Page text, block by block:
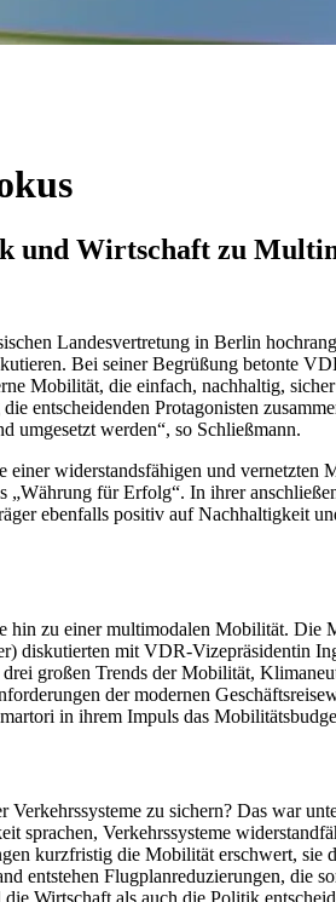
und Wirtschaft zu
Landesvertretung in Berlin
Bei seiner Begrüßung betonte
Mobilität, die einfach, nachhaltig,
entscheidenden Protagonisten
umgesetzt werden“, so Schließmann.
einer widerstandsfähigen und
für Erfolg“. In ihrer
ebenfalls positiv auf Nachhaltigkeit
hin zu einer multimodalen Mobilität.
mit VDR-Vizepräsidentin
großen Trends der Mobilität,
der modernen
in ihrem Impuls das
zu sichern? Das war
Verkehrssysteme
kurzfristig die Mobilität erschwert,
entstehen Flugplanreduzierungen, die
Wirtschaft als auch die Politik